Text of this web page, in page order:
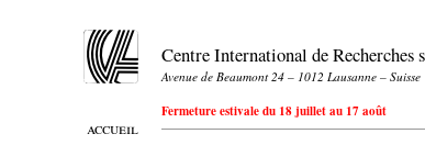
accueil
Centre International de
Avenue de Beaumont 24 – 1012 Lausanne – Suisse
Fermeture estivale du 18 juillet au 17 août